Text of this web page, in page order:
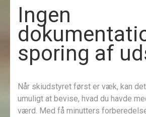
Ingen
sporing af
Når skiudstyret først er væk, kan
umuligt at bevise, hvad du havde
værd. Med få minutters